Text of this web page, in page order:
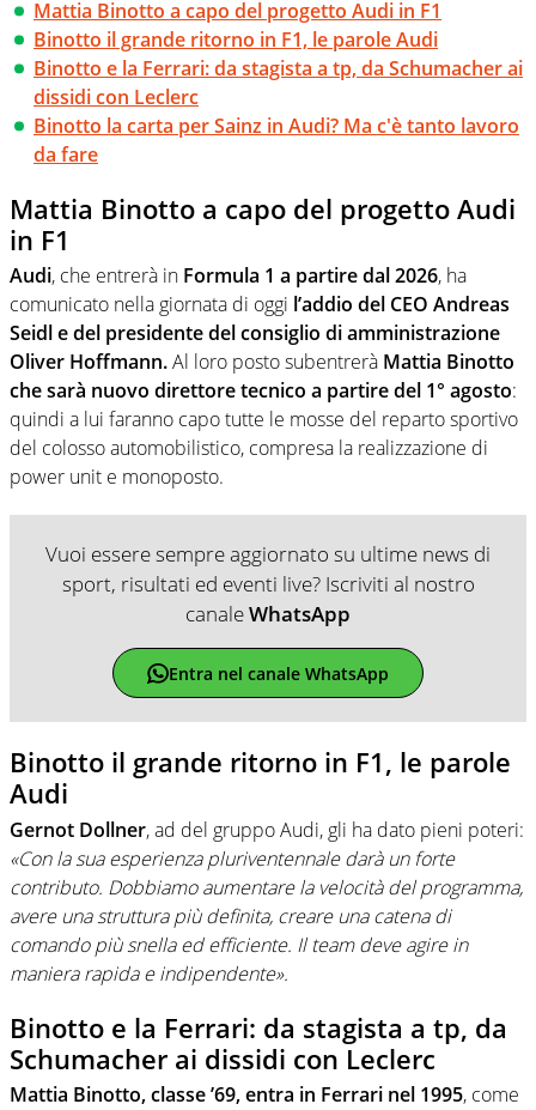
Mattia Binotto a capo del progetto Audi in F1
Binotto il grande ritorno in F1, le parole Audi
Binotto e la Ferrari: da stagista a tp, da Schumacher ai
dissidi con Leclerc
Binotto la carta per Sainz in Audi? Ma c'è tanto lavoro
da fare
Mattia Binotto a capo del progetto Audi
in F1
Audi, che entrerà in Formula 1 a partire dal 2026, ha
comunicato nella giornata di oggi l’addio del CEO Andreas
Seidl e del presidente del consiglio di amministrazione
Oliver Hoffmann.Al loro posto subentrerà Mattia Binotto
che sarà nuovo direttore tecnico a partire del 1° agosto:
quindi a lui faranno capo tutte le mosse del reparto sportivo
del colosso automobilistico, compresa la realizzazione di
power unit e monoposto.
Vuoi essere sempre aggiornato su ultime news di
sport, risultati ed eventi live? Iscriviti al nostro
canaleWhatsApp
Entra nel canale WhatsApp
Binotto il grande ritorno in F1, le parole
Audi
Gernot Dollner, ad del gruppo Audi, gli ha dato pieni poteri:
«Con la sua esperienza pluriventennale darà un forte
contributo. Dobbiamo aumentare la velocità del programma,
avere una struttura più definita, creare una catena di
comando più snella ed efficiente. Il team deve agire in
maniera rapida e indipendente».
Binotto e la Ferrari: da stagista a tp, da
Schumacher ai dissidi con Leclerc
Mattia Binotto, classe ’69, entra in Ferrari nel 1995, come